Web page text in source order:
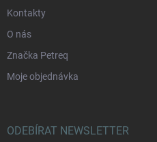
Kontakty
O nás
Značka Petreq
Moje objednávka
ODEBÍRAT NEWSLETTER